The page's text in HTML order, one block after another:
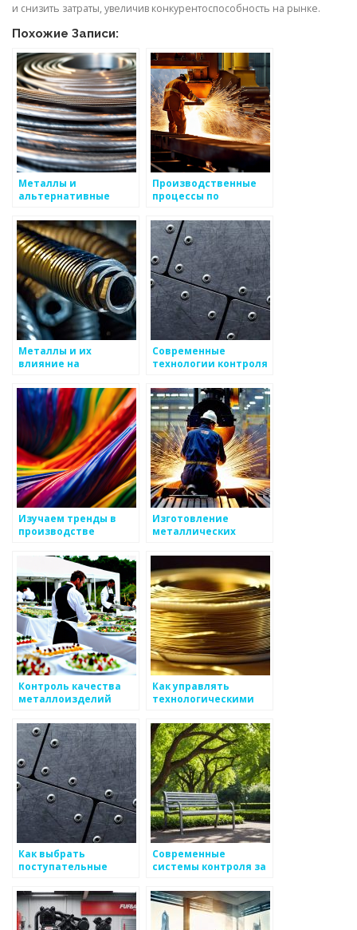
и снизить затраты, увеличив конкурентоспособность на рынке.
Похожие Записи:
Металлы и
альтернативные
процессы
Производственные
процессы по
металлоизделий
Металлы и их
влияние на
процессы
Современные
технологии контроля
Изучаем тренды в
производстве
изделий
Изготовление
металлических
автомобилей
Контроль качества
металлоизделий
Как управлять
технологическими
металлургии
Как выбрать
поступательные
металлоизделий
Современные
системы контроля за